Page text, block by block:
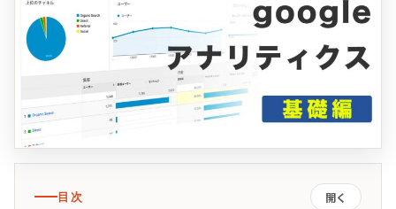
目次 開く